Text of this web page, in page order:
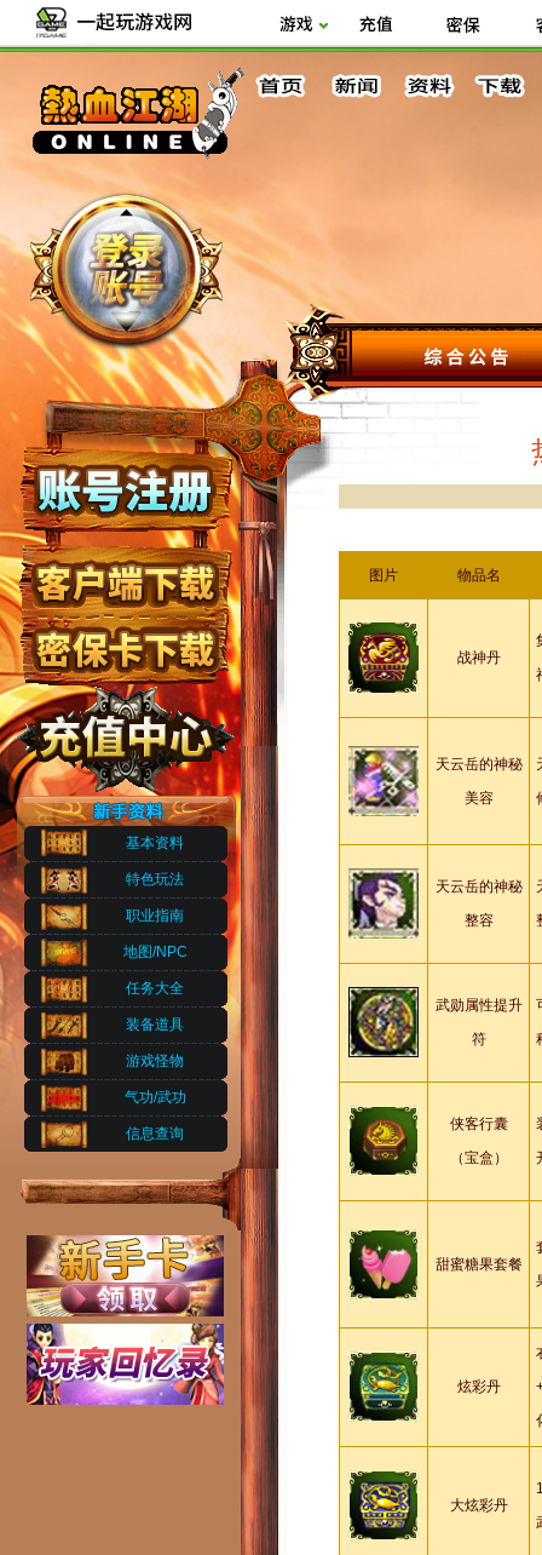
基本资料
特色玩法
职业指南
地图/NPC
任务大全
装备道具
游戏怪物
气功/武功
信息查询
图片 物品名
战神丹
天云岳的神秘
美容
天云岳的神秘
整容
武勋属性提升
符
侠客行囊
（宝盒）
甜蜜糖果套餐
炫彩丹
大炫彩丹